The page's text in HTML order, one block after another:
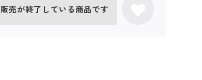
販売が終了している商品です